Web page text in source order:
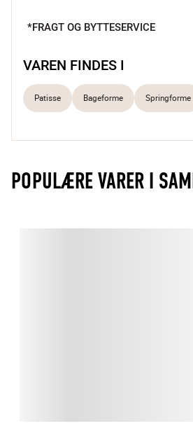
*FRAGT OG BYTTESERVICE
VAREN FINDES I
Patisse Bageforme Springforme
POPULÆRE VARER I